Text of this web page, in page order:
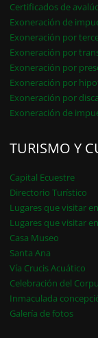
Certificados de
Exoneración de
Exoneración por
Exoneración por
Exoneración por
Exoneración por
Exoneración por
Exoneración de
TURISMO Y
Capital Ecuestre
Directorio Turístico
Lugares que visitar
Lugares que visitar
Casa Museo
Santa Ana
Vía Crucis Acuático
Celebración del
Inmaculada
Galería de fotos